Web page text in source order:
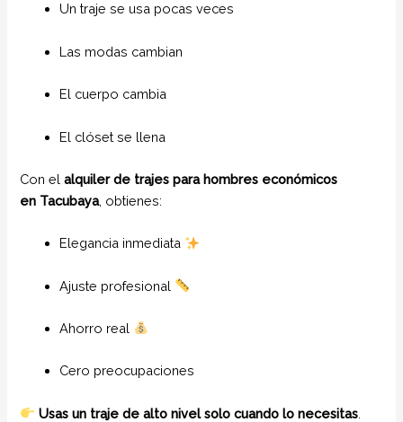
Un traje se usa pocas veces
Las modas cambian
El cuerpo cambia
El clóset se llena
Con elalquiler de trajes para hombres económicos
en Tacubaya, obtienes:
Elegancia inmediata
Ajuste profesional
Ahorro real
Cero preocupaciones
Usas un traje de alto nivel solo cuando lo necesitas